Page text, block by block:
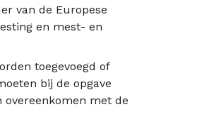
van de Europese
en mest- en
toegevoegd of
bij de opgave
overeenkomen met de